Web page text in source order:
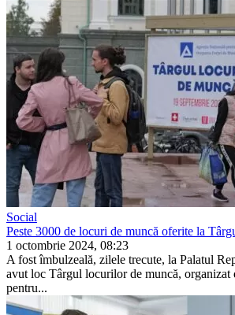
Social
Peste 3000 de locuri de muncă oferite la
1 octombrie 2024, 08:23
A fost îmbulzeală, zilele trecute, la Palatul
avut loc Târgul locurilor de muncă, organizat
pentru...